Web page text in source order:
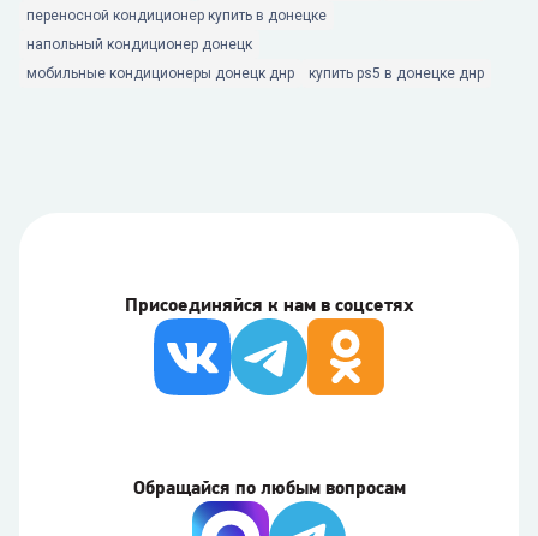
переносной кондиционер купить в донецке
напольный кондиционер донецк
мобильные кондиционеры донецк днр
купить ps5 в донецке днр
Присоединяйся к нам в соцсетях
Обращайся по любым вопросам